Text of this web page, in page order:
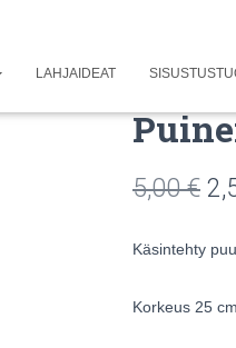
LAHJAIDEAT
5,00€
Käsintehty
Korkeus 25